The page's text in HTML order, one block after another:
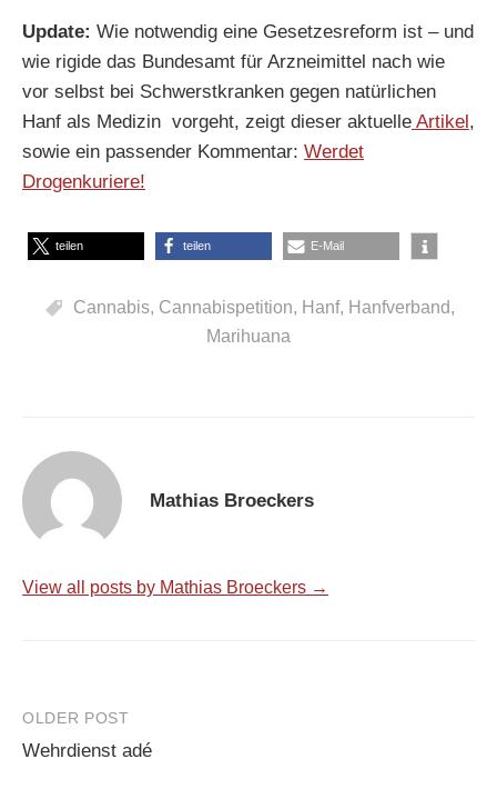
Update: Wie notwendig eine Gesetzesreform ist – und
wie rigide das Bundesamt für Arzneimittel nach wie
vor selbst bei Schwerstkranken gegen natürlichen
Hanf als Medizin vorgeht, zeigt dieser aktuelle Artikel,
sowie ein passender Kommentar: Werdet
Drogenkuriere!
teilen teilen E-Mail
Cannabis, Cannabispetition, Hanf, Hanfverband,
Marihuana
Mathias Broeckers
View all posts by Mathias Broeckers →
Post
navigation
OLDER POST
Wehrdienst adé